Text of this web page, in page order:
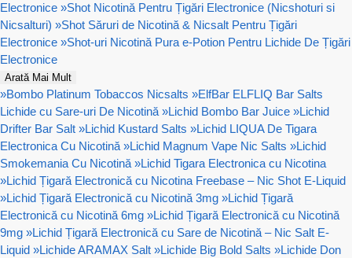
Electronice »Shot Nicotină Pentru Țigări Electronice (Nicshoturi si
Nicsalturi) »Shot Săruri de Nicotină & Nicsalt Pentru Țigări
Electronice »Shot-uri Nicotină Pura e-Potion Pentru Lichide De Țigări
Electronice
Arată Mai Mult
»Bombo Platinum Tobaccos Nicsalts »ElfBar ELFLIQ Bar Salts
Lichide cu Sare-uri De Nicotină »Lichid Bombo Bar Juice »Lichid
Drifter Bar Salt »Lichid Kustard Salts »Lichid LIQUA De Tigara
Electronica Cu Nicotină »Lichid Magnum Vape Nic Salts »Lichid
Smokemania Cu Nicotină »Lichid Tigara Electronica cu Nicotina
»Lichid Țigară Electronică cu Nicotina Freebase – Nic Shot E-Liquid
»Lichid Țigară Electronică cu Nicotină 3mg »Lichid Țigară
Electronică cu Nicotină 6mg »Lichid Țigară Electronică cu Nicotină
9mg »Lichid Țigară Electronică cu Sare de Nicotină – Nic Salt E-
Liquid »Lichide ARAMAX Salt »Lichide Big Bold Salts »Lichide Don